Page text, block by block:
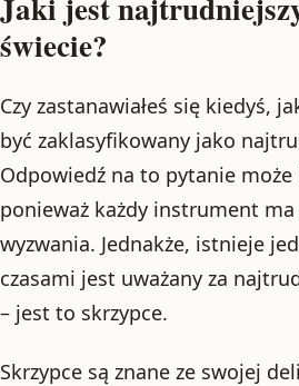
świecie?
Czy zastanawiałeś się kiedyś,
być zaklasyfikowany jako
Odpowiedź na to pytanie może
ponieważ każdy instrument
wyzwania. Jednakże, istnieje
czasami jest uważany za
– jest to skrzypce.
Skrzypce są znane ze swojej